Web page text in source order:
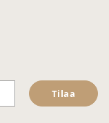
Tilaa